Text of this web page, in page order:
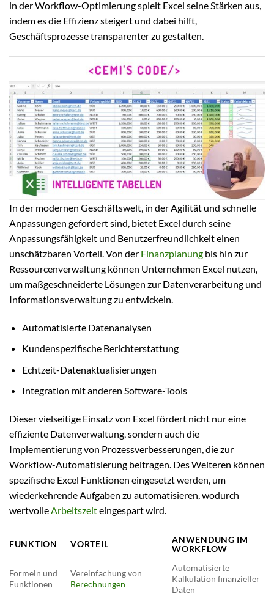
in der Workflow-Optimierung spielt Excel seine Stärken aus,
indem es die Effizienz steigert und dabei hilft,
Geschäftsprozesse transparenter zu gestalten.
In der modernen Geschäftswelt, in der Agilität und schnelle
Anpassungen gefordert sind, bietet Excel durch seine
Anpassungsfähigkeit und Benutzerfreundlichkeit einen
unschätzbaren Vorteil. Von der Finanzplanung bis hin zur
Ressourcenverwaltung können Unternehmen Excel nutzen,
um maßgeschneiderte Lösungen zur Datenverarbeitung und
Informationsverwaltung zu entwickeln.
Automatisierte Datenanalysen
Kundenspezifische Berichterstattung
Echtzeit-Datenaktualisierungen
Integration mit anderen Software-Tools
Dieser vielseitige Einsatz von Excel fördert nicht nur eine
effiziente Datenverwaltung, sondern auch die
Implementierung von Prozessverbesserungen, die zur
Workflow-Automatisierung beitragen. Des Weiteren können
spezifische Excel Funktionen eingesetzt werden, um
wiederkehrende Aufgaben zu automatisieren, wodurch
wertvolleArbeitszeiteingespart wird.
FUNKTION VORTEIL
ANWENDUNG IM
WORKFLOW
Formeln und
Funktionen
Vereinfachung von
Berechnungen
Automatisierte
Kalkulation finanzieller
Daten